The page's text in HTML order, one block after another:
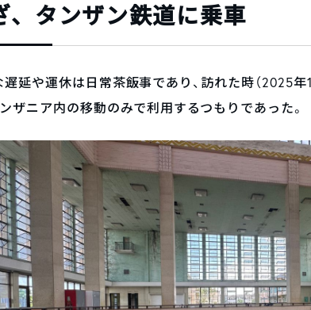
、タンザン鉄道に乗車
遅延や運休は日常茶飯事であり、訪れた時（2025
ンザニア内の移動のみで利用するつもりであった。